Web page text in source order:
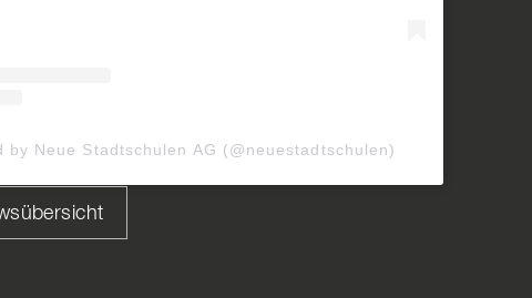
by Neue Stadtschulen AG (@neuestadtschulen)